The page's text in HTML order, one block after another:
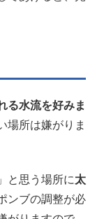
る水流を好みま
場所は嫌がりま
と思う場所に太
ンブの調整が必